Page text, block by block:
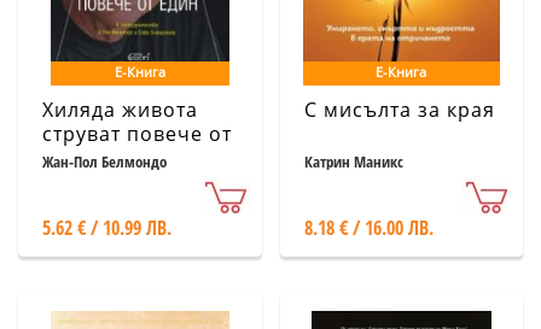
Е-Книга
Хиляда живота
струват повече от
един
Жан-Пол Белмондо
5.62 € / 10.99 ЛВ.
Е-Книга
С мисълта за края
Катрин Маникс
8.18 € / 16.00 ЛВ.